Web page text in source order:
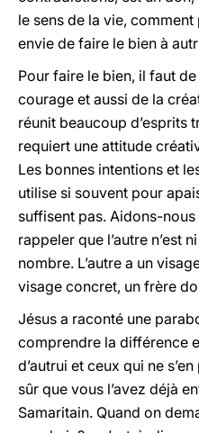
le sens de la vie,
envie de faire le bien à
Pour faire le bien, il faut
courage et aussi de la
réunit beaucoup d’esprits
requiert une attitude
Les bonnes intentions et
utilise si souvent pour
suffisent pas. Aidons-
rappeler que l’autre n’est
nombre. L’autre a un
visage concret, un frère
Jésus a raconté une
comprendre la différence
d’autrui et ceux qui ne
sûr que vous l’avez déjà
Samaritain. Quand on